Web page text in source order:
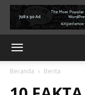
Beranda Berita